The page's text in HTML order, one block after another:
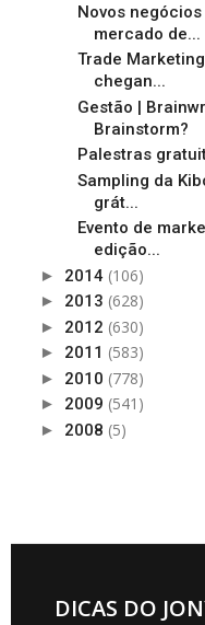
Novos
mercado de...
Trade
chegan...
Gestão |
Brainstorm?
Palestras
Sampling da
grát...
Evento de
edição...
► 2014 (106)
► 2013 (628)
► 2012 (630)
► 2011 (583)
► 2010 (778)
► 2009 (541)
► 2008 (5)
DICAS DO